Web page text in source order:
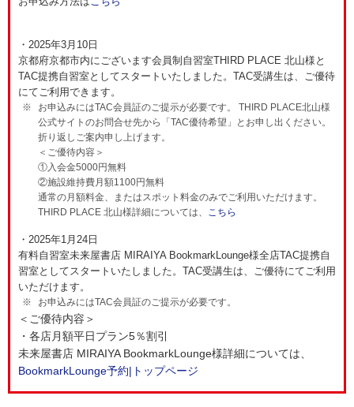
・2025年3月10日
京都府京都市内にございます会員制自習室THIRD PLACE 北山様と
TAC提携自習室としてスタートいたしました。TAC受講生は、ご優待
にてご利用できます。
お申込みにはTAC会員証のご提示が必要です。 THIRD PLACE北山様
公式サイトのお問合せ先から「TAC優待希望」とお申し出ください。
折り返しご案内申し上げます。
＜ご優待内容＞
①入会金5000円無料
②施設維持費月額1100円無料
通常の月額料金、またはスポット料金のみでご利用いただけます。
THIRD PLACE 北山様詳細については、 こちら
・2025年1月24日
有料自習室未来屋書店 MIRAIYA BookmarkLounge様全店TAC提携自
習室としてスタートいたしました。TAC受講生は、ご優待にてご利用
いただけます。
お申込みにはTAC会員証のご提示が必要です。
＜ご優待内容＞
・各店月額平日プラン5％割引
未来屋書店 MIRAIYA BookmarkLounge様詳細については、
BookmarkLounge予約|トップページ